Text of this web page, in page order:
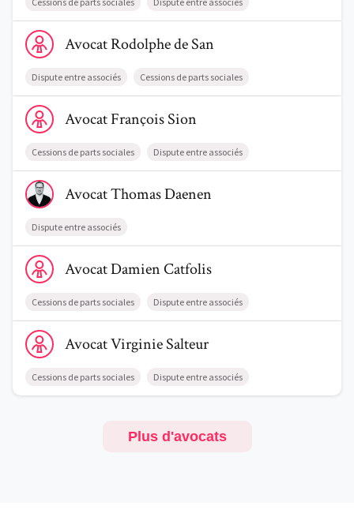
Voir le profil de AvocatRodolphe de San
AvocatRodolphede San
Dispute entre associés Cessions de parts sociales
Voir le profil de AvocatFrançois Sion
AvocatFrançoisSion
Cessions de parts sociales Dispute entre associés
Voir le profil de AvocatThomas Daenen
AvocatThomasDaenen
Dispute entre associés
Voir le profil de AvocatDamien Catfolis
AvocatDamienCatfolis
Cessions de parts sociales Dispute entre associés
Voir le profil de AvocatVirginie Salteur
AvocatVirginieSalteur
Cessions de parts sociales Dispute entre associés
Plus d'avocats